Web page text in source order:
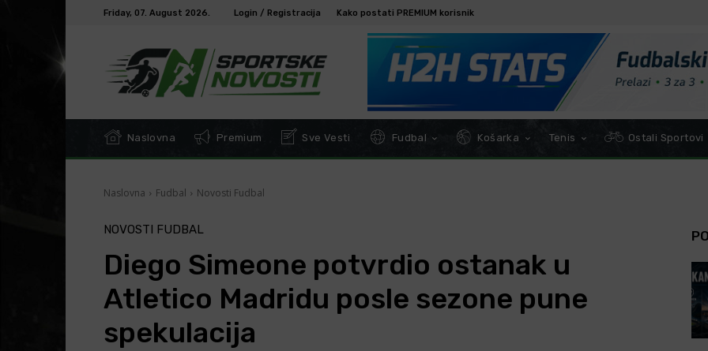
Friday, 07. August 2026. Login / Registracija Kako postati PREMIUM korisnik
Naslovna Premium Sve Vesti Fudbal Košarka Tenis Ostali Sportovi
Naslovna Fudbal Novosti Fudbal
NOVOSTI FUDBAL
Diego Simeone potvrdio ostanak u
Atletico Madridu posle sezone pune
spekulacija